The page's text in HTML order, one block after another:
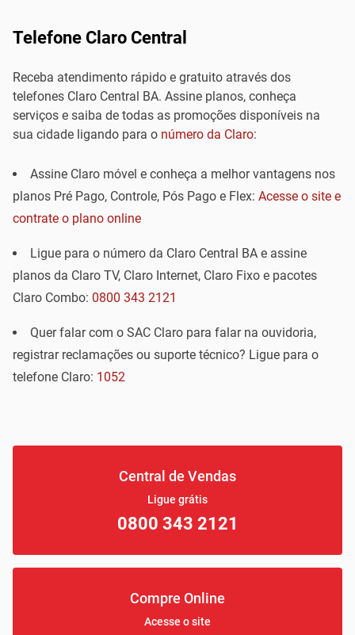
Telefone Claro Central
Receba atendimento rápido e gratuito através dos
telefones Claro Central BA. Assine planos, conheça
serviços e saiba de todas as promoções disponíveis na
sua cidade ligando para o número da Claro:
Assine Claro móvel e conheça a melhor vantagens nos
planos Pré Pago, Controle, Pós Pago e Flex: Acesse o site e
contrate o plano online
Ligue para o número da Claro Central BA e assine
planos da Claro TV, Claro Internet, Claro Fixo e pacotes
Claro Combo: 0800 343 2121
Quer falar com o SAC Claro para falar na ouvidoria,
registrar reclamações ou suporte técnico? Ligue para o
telefone Claro: 1052
Central de Vendas
Ligue grátis
0800 343 2121
Compre Online
Acesse o site